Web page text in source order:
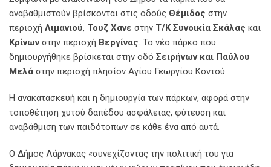
αναβαθμιστούν βρίσκονται στις οδούς Θέμιδος στην
περιοχή Λιμανιού, Τουζ Χανε στην Τ/Κ Συνοικία Σκάλας και
Κρίνωνστην περιοχή Βεργίνας. Το νέο πάρκο που
δημιουργήθηκε βρίσκεται στην οδό Σειρήνων και Παύλου
Μελά στην περιοχή πλησίον Αγίου Γεωργίου Κοντού.
Η ανακατασκευή και η δημιουργία των πάρκων, αφορά στην
τοποθέτηση χυτού δαπέδου ασφάλειας, φύτευση και
αναβάθμιση των παιδότοπων σε κάθε ένα από αυτά.
Ο Δήμος Λάρνακας «συνεχίζοντας την πολιτική του για